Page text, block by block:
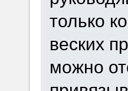
только
веских
можно